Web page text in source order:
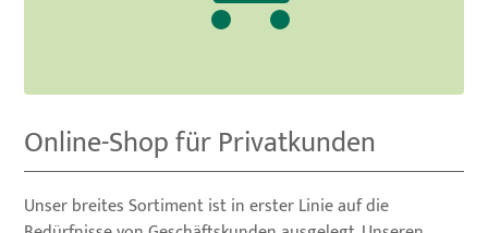
Online-Shop für Privatkunden
Unser breites Sortiment ist in erster Linie auf die